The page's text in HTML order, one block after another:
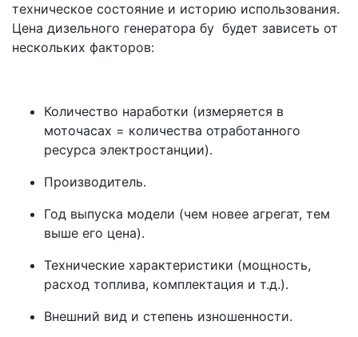
техническое состояние и историю использования.
Цена дизельного генератора бу будет зависеть от
нескольких факторов:
Количество наработки (измеряется в
моточасах = количества отработанного
ресурса электростанции).
Производитель.
Год выпуска модели (чем новее агрегат, тем
выше его цена).
Технические характеристики (мощность,
расход топлива, комплектация и т.д.).
Внешний вид и степень изношенности.